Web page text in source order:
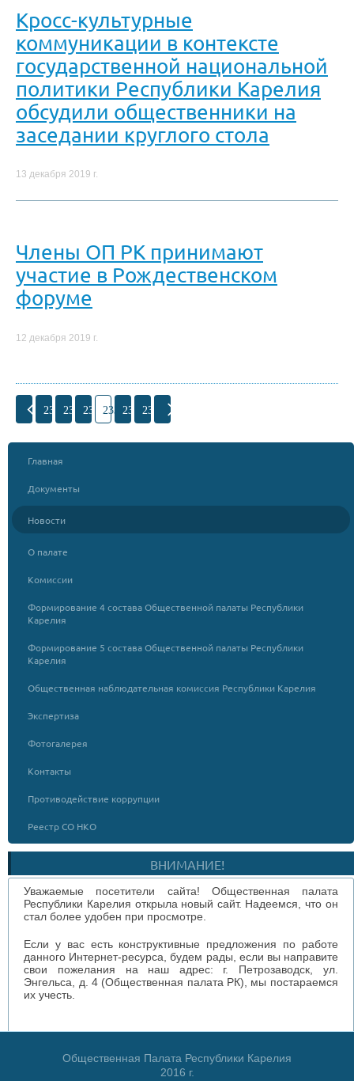
Кросс-культурные
коммуникации в контексте
государственной национальной
политики Республики Карелия
обсудили общественники на
заседании круглого стола
13 декабря 2019 г.
Члены ОП РК принимают
участие в Рождественском
форуме
12 декабря 2019 г.
230 231 232 233 234 235
Главная
Документы
Новости
О палате
Комиссии
Формирование 4 состава Общественной палаты Республики
Карелия
Формирование 5 состава Общественной палаты Республики
Карелия
Общественная наблюдательная комиссия Республики Карелия
Экспертиза
Фотогалерея
Контакты
Противодействие коррупции
Реестр СО НКО
ВНИМАНИЕ!
Уважаемые посетители сайта! Общественная палата
Республики Карелия открыла новый сайт. Надеемся, что он
стал более удобен при просмотре.
Если у вас есть конструктивные предложения по работе
данного Интернет-ресурса, будем рады, если вы направите
свои пожелания на наш адрес: г. Петрозаводск, ул.
Энгельса, д. 4 (Общественная палата РК), мы постараемся
их учесть.
Общественная Палата Республики Карелия
2016 г.